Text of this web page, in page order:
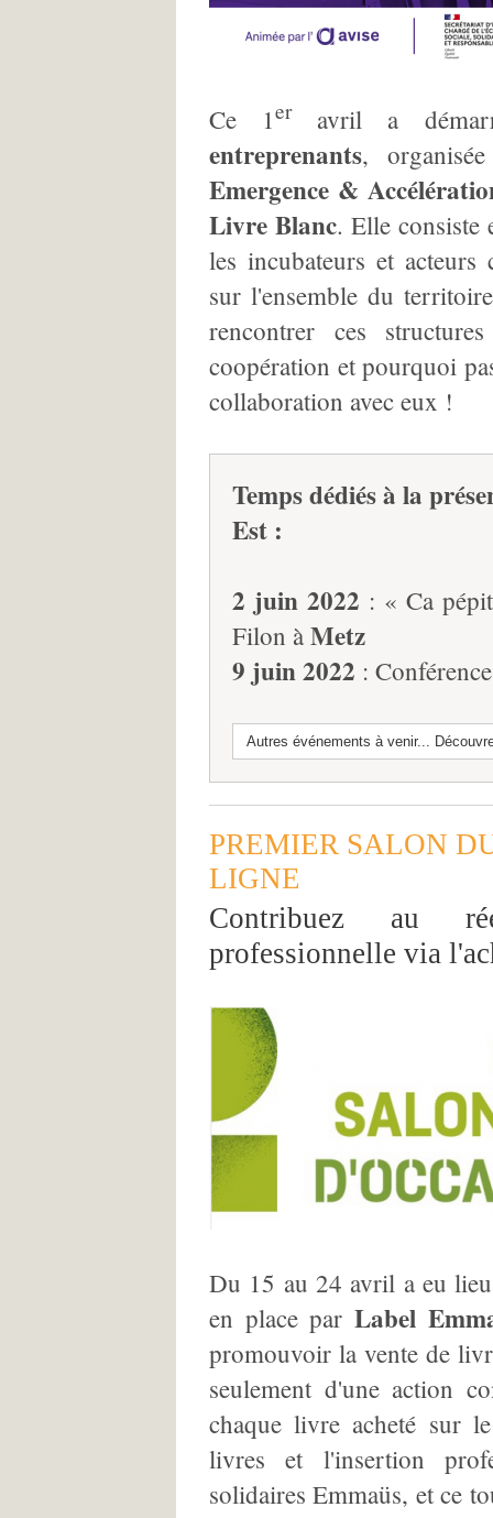
Ce 1er avril a
entreprenants,
Emergence &
Livre Blanc. Elle consiste
les incubateurs et
sur l'ensemble du
rencontrer ces
coopération et pourquoi
collaboration avec eux !
Temps dédiés à la
Est :
2 juin 2022 : « Ca
Filon à Metz
9 juin 2022 :
Autres événements à venir...
PREMIER SALON
LIGNE
Contribuez au
professionnelle via
Du 15 au 24 avril a eu
en place par Label
promouvoir la vente de
seulement d'une action
chaque livre acheté sur
livres et l'insertion
solidaires Emmaüs, et ce